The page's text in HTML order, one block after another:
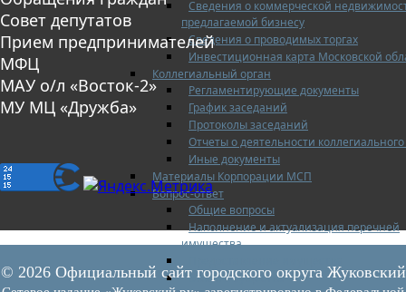
Сведения о коммерческой
предлагаемой бизнесу
Сведения о проводимых торгах
Инвестиционная карта Московской
Коллегиальный орган
Регламентирующие документы
График заседаний
Протоколы заседаний
Отчеты о деятельности
Иные документы
Материалы Корпорации МСП
Вопрос-ответ
Общие вопросы
Наполнение и актуализация перечней
имущества
Выкуп имущества
Совет депутатов
Прием предпринимателей
МФЦ
МАУ о/л «Восток-2»
МУ МЦ «Дружба»
© 2026 Официальный сайт городского округа Жуковский